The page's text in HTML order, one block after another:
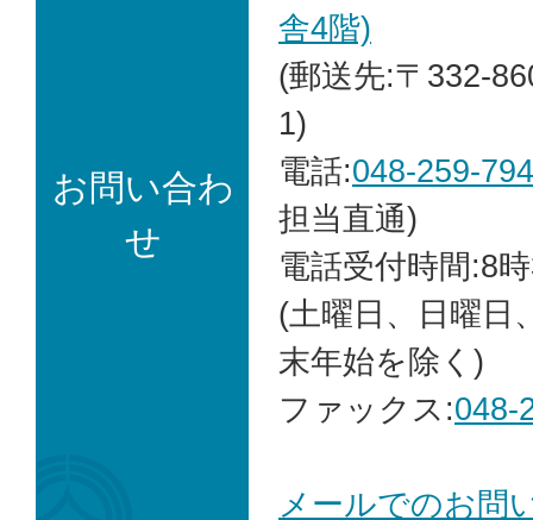
お問い合わ
せ
舎4階)
(郵送先:〒332-
1)
電話:048-259-
担当直通)
電話受付時間:8
(土曜日、日曜日
末年始を除く)
ファックス:048-
メールでのお問